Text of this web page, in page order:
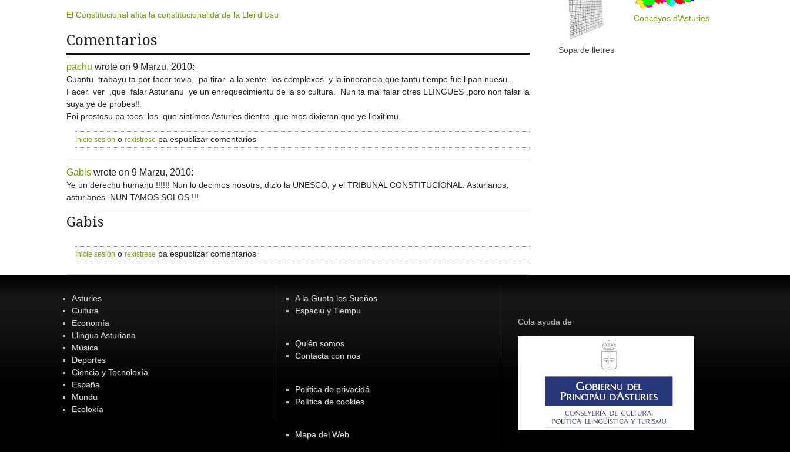
El Constitucional afita la constitucionalidá de la Llei d'Usu
Comentarios
pachu wrote on 9 Marzu, 2010:
Cuantu trabayu ta por facer tovia, pa tirar a la xente los complexos y la innorancia,que tantu tiempo fue'l pan nuesu .
Facer ver ,que falar Asturianu ye un enrequecimientu de la so cultura. Nun ta mal falar otres LLINGUES ,poro non falar la
suya ye de probes!!
Foi prestosu pa toos los que sintimos Asturies dientro ,que mos dixieran que ye llexitimu.
Inicie sesión o rexístrese pa espublizar comentarios
Gabis wrote on 9 Marzu, 2010:
Ye un derechu humanu !!!!!! Nun lo decimos nosotrs, dizlo la UNESCO, y el TRIBUNAL CONSTITUCIONAL. Asturianos,
asturianes. NUN TAMOS SOLOS !!!
Gabis
Inicie sesión o rexístrese pa espublizar comentarios
Sopa de lletres
Conceyos d'Asturies
Asturies
Cultura
Economía
Llingua Asturiana
Música
Deportes
Ciencia y Tecnoloxía
España
Mundu
Ecoloxía
A la Gueta los Sueños
Espaciu y Tiempu
Quién somos
Contacta con nos
Política de privacidá
Política de cookies
Mapa del Web
Cola ayuda de